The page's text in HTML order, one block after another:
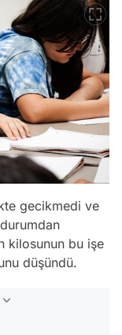
gecikmedi ve
durumdan
kilosunun bu işe
düşündü.